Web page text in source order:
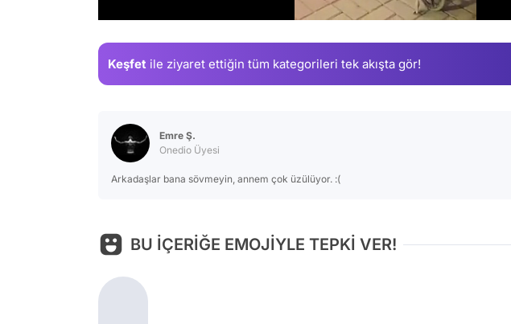
Keşfet ile ziyaret ettiğin tüm kategorileri tek akışta gör!
Emre Ş.
Onedio Üyesi
Arkadaşlar bana sövmeyin, annem çok üzülüyor. :(
BU İÇERİĞE EMOJİYLE TEPKİ VER!